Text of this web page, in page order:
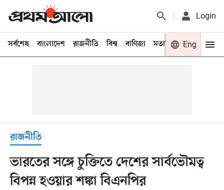
Login
সর্বশেষ বাংলাদেশ রাজনীতি বিশ্ব বাণিজ্য মতামত খেলা
Eng
রাজনীতি
ভারতের সঙ্গে চুক্তিতে দেশের সার্বভৌমত্ব
বিপন্ন হওয়ার শঙ্কা বিএনপির